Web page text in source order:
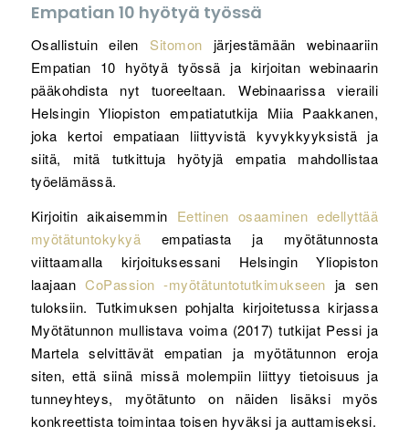
Empatian 10 hyötyä työssä
Osallistuin eilen Sitomon järjestämään webinaariin
Empatian 10 hyötyä työssä ja kirjoitan webinaarin
pääkohdista nyt tuoreeltaan. Webinaarissa vieraili
Helsingin Yliopiston empatiatutkija Miia Paakkanen,
joka kertoi empatiaan liittyvistä kyvykkyyksistä ja
siitä, mitä tutkittuja hyötyjä empatia mahdollistaa
työelämässä.
Kirjoitin aikaisemmin Eettinen osaaminen edellyttää
myötätuntokykyä empatiasta ja myötätunnosta
viittaamalla kirjoituksessani Helsingin Yliopiston
laajaanCoPassion -myötätuntotutkimukseen ja sen
tuloksiin. Tutkimuksen pohjalta kirjoitetussa kirjassa
Myötätunnon mullistava voima (2017) tutkijat Pessi ja
Martela selvittävät empatian ja myötätunnon eroja
siten, että siinä missä molempiin liittyy tietoisuus ja
tunneyhteys, myötätunto on näiden lisäksi myös
konkreettista toimintaa toisen hyväksi ja auttamiseksi.